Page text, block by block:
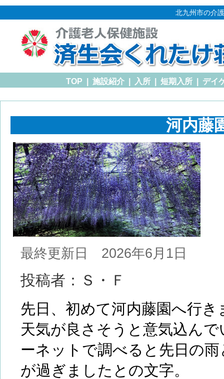
北九州市の介
TOP 施設紹介 入所 短期入所 デイ
河内藤
最終更新日 2026年6月1日
投稿者：Ｓ・Ｆ
先日、初めて河内藤園へ行き
天気が良さそうと意気込ん
ーネットで調べると先日の
が過ぎましたとの文字。